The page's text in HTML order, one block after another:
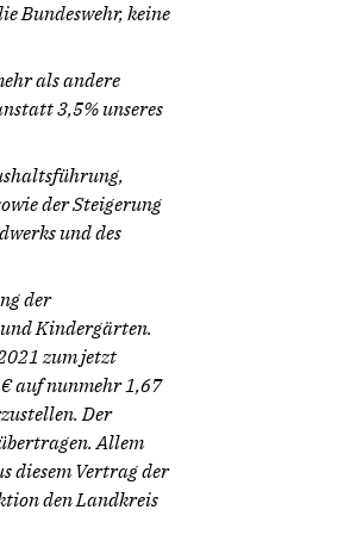
Bundeswehr, keine
als andere
3,5% unseres
der Steigerung
und des
der
Kindergärten.
zum jetzt
auf nunmehr 1,67
Der
Allem
diesem Vertrag der
den Landkreis